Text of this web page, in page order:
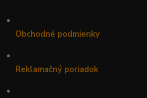
•
Obchodné podmienky
•
Reklamačný poriadok
•